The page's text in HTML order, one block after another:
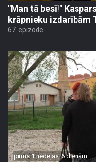
"Man tā besī!"
krāpnieku izdarībām
67. epizode
pirms 1 nedēļas, 6 dienām